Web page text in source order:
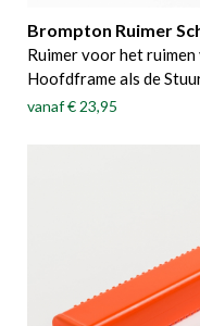
Brompton Ruimer
Ruimer voor het
Hoofdframe als de
vanaf€ 23,95